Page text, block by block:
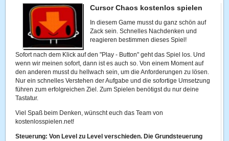
Cursor Chaos kostenlos spielen
In diesem Game musst du ganz schön auf
Zack sein. Schnelles Nachdenken und
reagieren bestimmen dieses Spiel!
Sofort nach dem Klick auf den "Play - Button" geht das Spiel los. Und
wenn wir meinen sofort, dann ist es auch so. Von einem Moment auf
den anderen musst du hellwach sein, um die Anforderungen zu lösen.
Nur ein schnelles Verstehen der Aufgabe und die sofortige Umsetzung
führen zum erfolgreichen Ziel. Zum Spielen benötigst du nur deine
Tastatur.
Viel Spaß beim Denken, wünscht euch das Team von
kostenlosspielen.net!
Steuerung: Von Level zu Level verschieden. Die Grundsteuerung